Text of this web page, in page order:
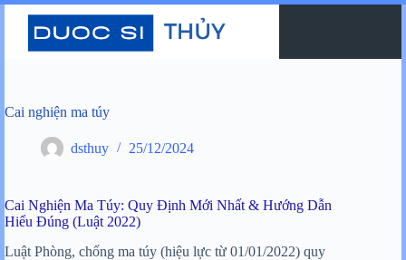
Chuyển
Cai nghiện ma túy
dsthuy 25/12/2024
Cai Nghiện Ma Túy: Quy Định Mới Nhất & Hướng Dẫn
Hiểu Đúng (Luật 2022)
Luật Phòng, chống ma túy (hiệu lực từ 01/01/2022) quy